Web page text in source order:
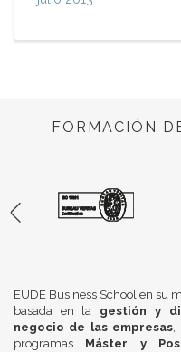
FORMACIÓN
EUDE Business School en su
basada en la gestión y
negocio de las empresas,
programas Máster y